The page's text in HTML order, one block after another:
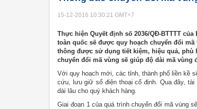
15-12-2016 10:30:21 GMT+7
Thực hiện Quyết định số 2036/QĐ-BTTTT
toàn quốc sẽ được quy hoạch chuyển đổi
thông được sử dụng tiết kiệm, hiệu quả,
chuyển đổi mã vùng sẽ giúp độ dài mã
Với quy hoạch mới, các tỉnh, thành phố liền kề
cứu, lưu giữ số điện thoại cố định. Qua đây,
dài lâu cho quý khách hàng.
Giai đoạn 1 của quá trình chuyển đổi mã vùng